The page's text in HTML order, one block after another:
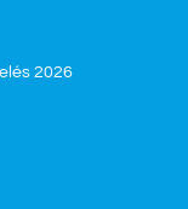
2026